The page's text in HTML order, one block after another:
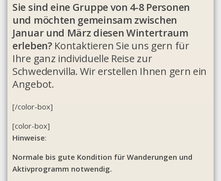
Sie sind eine Gruppe von 4-8 Personen
und möchten gemeinsam zwischen
Januar und März diesen Wintertraum
erleben? Kontaktieren Sie uns gern für
Ihre ganz individuelle Reise zur
Schwedenvilla. Wir erstellen Ihnen gern ein
Angebot.
[/color-box]
[color-box]
Hinweise:
Normale bis gute Kondition für Wanderungen und
Aktivprogramm notwendig.